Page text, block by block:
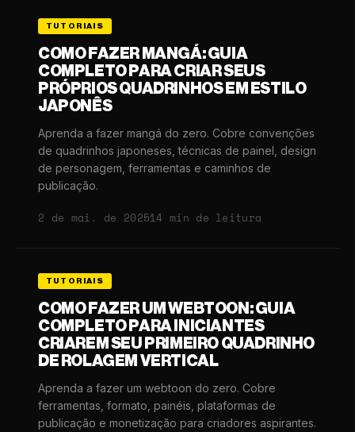
TUTORIAIS
COMO FAZER MANGÁ: GUIA
COMPLETO PARA CRIAR SEUS
PRÓPRIOS QUADRINHOS EM ESTILO
JAPONÊS
Aprenda a fazer mangá do zero. Cobre convenções
de quadrinhos japoneses, técnicas de painel, design
de personagem, ferramentas e caminhos de
publicação.
2 de mai. de 202514 min de leitura
TUTORIAIS
COMO FAZER UM WEBTOON: GUIA
COMPLETO PARA INICIANTES
CRIAREM SEU PRIMEIRO QUADRINHO
DE ROLAGEM VERTICAL
Aprenda a fazer um webtoon do zero. Cobre
ferramentas, formato, painéis, plataformas de
publicação e monetização para criadores aspirantes.